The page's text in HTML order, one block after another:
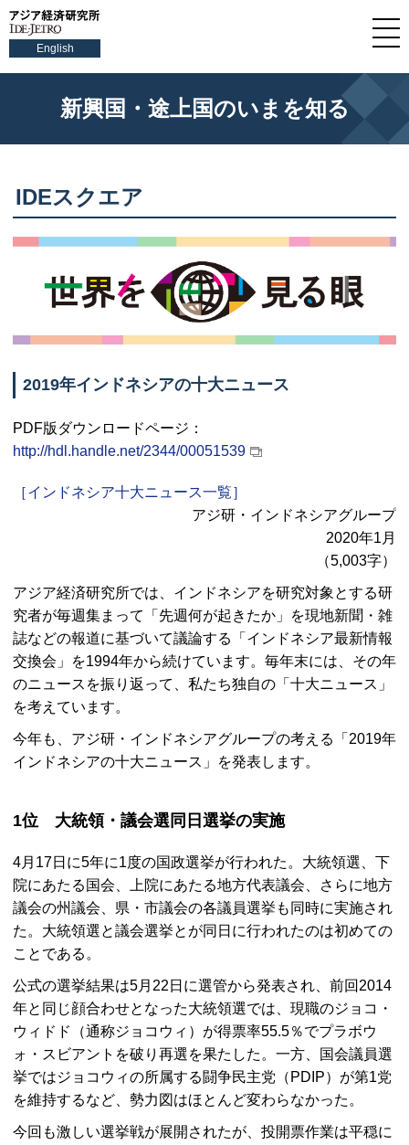
English
新興国・途上国のいまを知る
IDEスクエア
2019年インドネシアの十大ニュース
PDF版ダウンロードページ：
http://hdl.handle.net/2344/00051539
［インドネシア十大ニュース一覧］
アジ研・インドネシアグループ
2020年1月
（5,003字）
アジア経済研究所では、インドネシアを研究対象とする研
究者が毎週集まって「先週何が起きたか」を現地新聞・雑
誌などの報道に基づいて議論する「インドネシア最新情報
交換会」を1994年から続けています。毎年末には、その年
のニュースを振り返って、私たち独自の「十大ニュース」
を考えています。
今年も、アジ研・インドネシアグループの考える「2019年
インドネシアの十大ニュース」を発表します。
1位 大統領・議会選同日選挙の実施
4月17日に5年に1度の国政選挙が行われた。大統領選、下
院にあたる国会、上院にあたる地方代表議会、さらに地方
議会の州議会、県・市議会の各議員選挙も同時に実施され
た。大統領選と議会選挙とが同日に行われたのは初めての
ことである。
公式の選挙結果は5月22日に選管から発表され、前回2014
年と同じ顔合わせとなった大統領選では、現職のジョコ・
ウィドド（通称ジョコウィ）が得票率55.5％でプラボウ
ォ・スビアントを破り再選を果たした。一方、国会議員選
挙ではジョコウィの所属する闘争民主党（PDIP）が第1党
を維持するなど、勢力図はほとんど変わらなかった。
今回も激しい選挙戦が展開されたが、投開票作業は平穏に